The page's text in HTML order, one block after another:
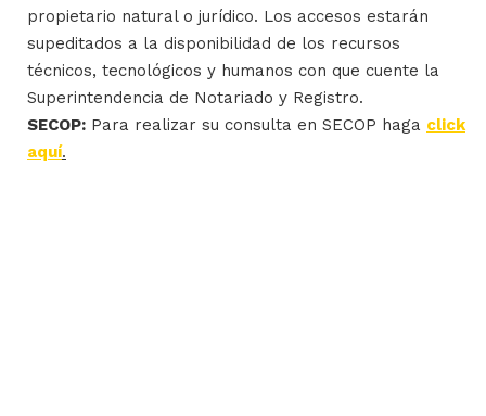
propietario natural o jurídico. Los accesos estarán
supeditados a la disponibilidad de los recursos
técnicos, tecnológicos y humanos con que cuente la
Superintendencia de Notariado y Registro.
SECOP: Para realizar su consulta en SECOP haga click
aquí.